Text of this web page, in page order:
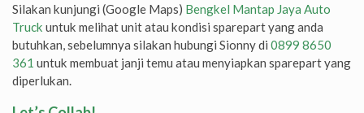
Silakan kunjungi (Google Maps) Bengkel Mantap Jaya Auto
Truck untuk melihat unit atau kondisi sparepart yang anda
butuhkan, sebelumnya silakan hubungi Sionny di 0899 8650
361 untuk membuat janji temu atau menyiapkan sparepart yang
diperlukan.